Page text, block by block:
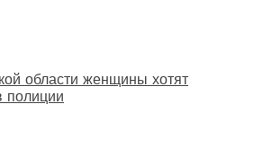
области женщины хотят
полиции